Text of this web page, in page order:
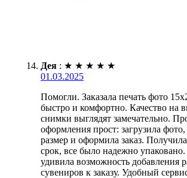
Дея : ★ ★ ★ ★ ★
01.03.2025
Помогли. Заказала печать фото
быстро и комфортно. Качество на
снимки выглядят замечательно.
оформления прост: загрузила
размер и оформила заказ.
срок, все было надежно
удивила возможность добавления
сувениров к заказу. Удобный